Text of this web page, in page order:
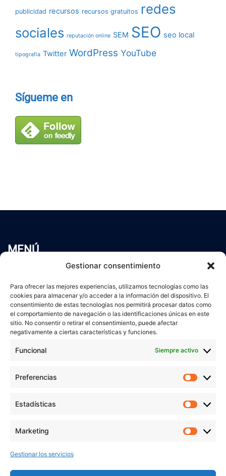
Gestionar consentimiento
Para ofrecer las mejores experiencias, utilizamos tecnologías como las
cookies para almacenar y/o acceder a la información del dispositivo. El
consentimiento de estas tecnologías nos permitirá procesar datos como
el comportamiento de navegación o las identificaciones únicas en este
sitio. No consentir o retirar el consentimiento, puede afectar
negativamente a ciertas características y funciones.
Funcional Siempre activo
Preferencias
Estadísticas
Marketing
Gestionar los servicios
publicidad recursos recursos gratuitos redes
sociales reputación online SEM SEO seo local
tipografía Twitter WordPress YouTube
Sígueme en
MENÚ
Servicios
Blog
Contacto
Aviso Legal
Política de cookies
veronicaruiz.es
está bajo
NoComercial 4.0 Internacional
MÁS NOVEDADES EN MIS REDES